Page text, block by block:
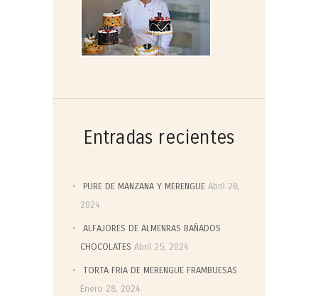
Entradas recientes
PURE DE MANZANA Y MERENGUE Abril 28,
2024
ALFAJORES DE ALMENRAS BAÑADOS
CHOCOLATES Abril 25, 2024
TORTA FRIA DE MERENGUE FRAMBUESAS
Enero 28, 2024